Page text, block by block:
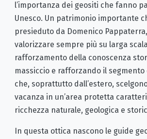
l’importanza dei geositi che fanno
Unesco. Un patrimonio importante
presieduto da Domenico
valorizzare sempre più su larga
rafforzamento della conoscenza
massiccio e rafforzando il
che, soprattutto dall’estero,
vacanza in un’area protetta
ricchezza naturale, geologica e
In questa ottica nascono le guide